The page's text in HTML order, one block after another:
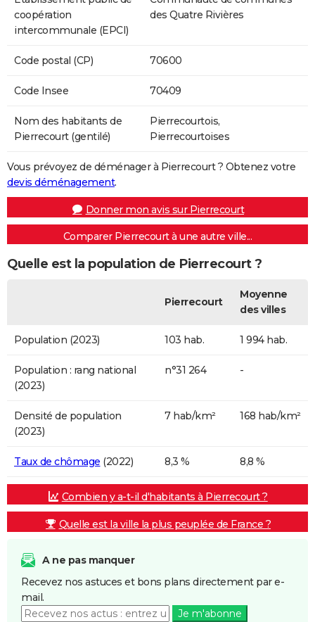
coopération
intercommunale (EPCI)
des Quatre Rivières
Code postal (CP) 70600
Code Insee 70409
Nom des habitants de
Pierrecourt (gentilé)
Pierrecourtois,
Pierrecourtoises
Vous prévoyez de déménager à Pierrecourt ? Obtenez votre
devis déménagement.
Donner mon avis sur Pierrecourt
Comparer Pierrecourt à une autre ville...
Quelle est la population de Pierrecourt ?
Pierrecourt
Moyenne
des villes
Population (2023) 103 hab. 1 994 hab.
Population : rang national
(2023)
n°31 264 -
Densité de population
(2023)
7 hab/km² 168 hab/km²
Taux de chômage (2022) 8,3 % 8,8 %
Combien y a-t-il d'habitants à Pierrecourt ?
Quelle est la ville la plus peuplée de France ?
A ne pas manquer
Recevez nos astuces et bons plans directement par e-
mail.
Je m'abonne